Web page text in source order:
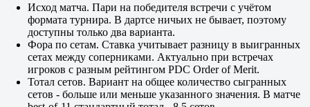
Исход матча. Пари на победителя встречи с учётом
формата турнира. В дартсе ничьих не бывает, поэтому
доступны только два варианта.
Фора по сетам. Ставка учитывает разницу в выигранных
сетах между соперниками. Актуально при встречах
игроков с разным рейтингом PDC Order of Merit.
Тотал сетов. Вариант на общее количество сыгранных
сетов - больше или меньше указанного значения. В матче